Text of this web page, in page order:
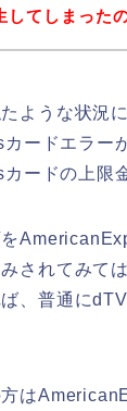
してしまった
ような状況
ードエラー
ードの上限
されてみて
、普通に
は